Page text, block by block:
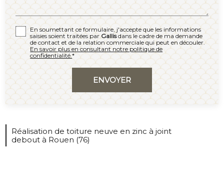
En soumettant ce formulaire, j'accepte que les informations
saisies soient traitées parGallisdans le cadre de ma demande
de contact et de la relation commerciale qui peut en découler.
En savoir plus en consultant notre politique de
confidentialité.*
Réalisation de toiture neuve en zinc à joint
debout à Rouen (76)